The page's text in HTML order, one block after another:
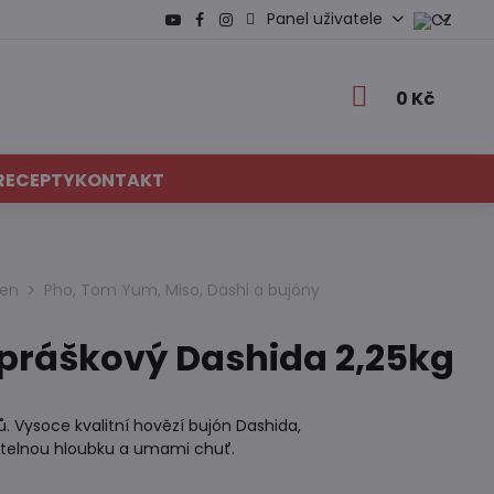
Panel uživatele
0 Kč
KONTAKT
Pho, Tom Yum, Miso, Dashi a bujóny
Dashida 2,25kg
Vysoce kvalitní hovězí bujón Dashida,
hloubku a umami chuť.